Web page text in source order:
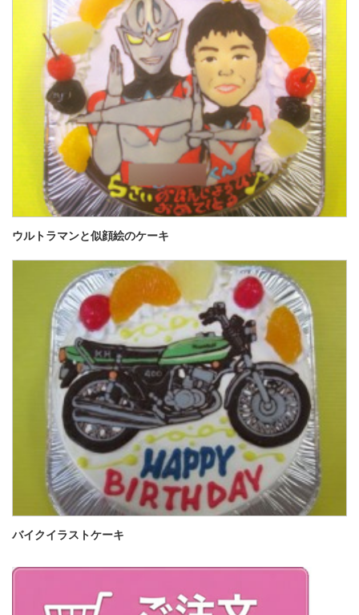
ウルトラマンと似顔絵のケーキ
バイクイラストケーキ